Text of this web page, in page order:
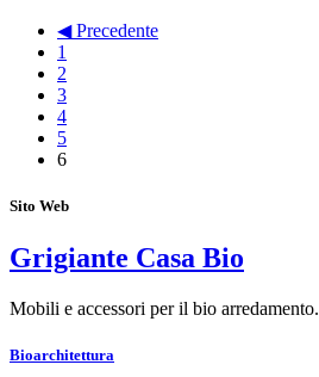
◀ Precedente
1
2
3
4
5
6
Sito Web
Grigiante Casa Bio
Mobili e accessori per il bio arredamento.
Bioarchitettura